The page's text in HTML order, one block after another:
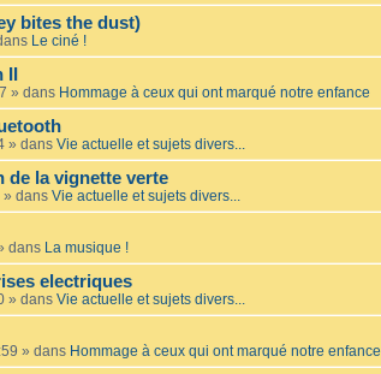
bites the dust)
Le ciné !
» dans Hommage à ceux qui ont marqué notre enfance
» dans Vie actuelle et sujets divers...
de la vignette verte
» dans Vie actuelle et sujets divers...
dans La musique !
electriques
» dans Vie actuelle et sujets divers...
» dans Hommage à ceux qui ont marqué notre enfance